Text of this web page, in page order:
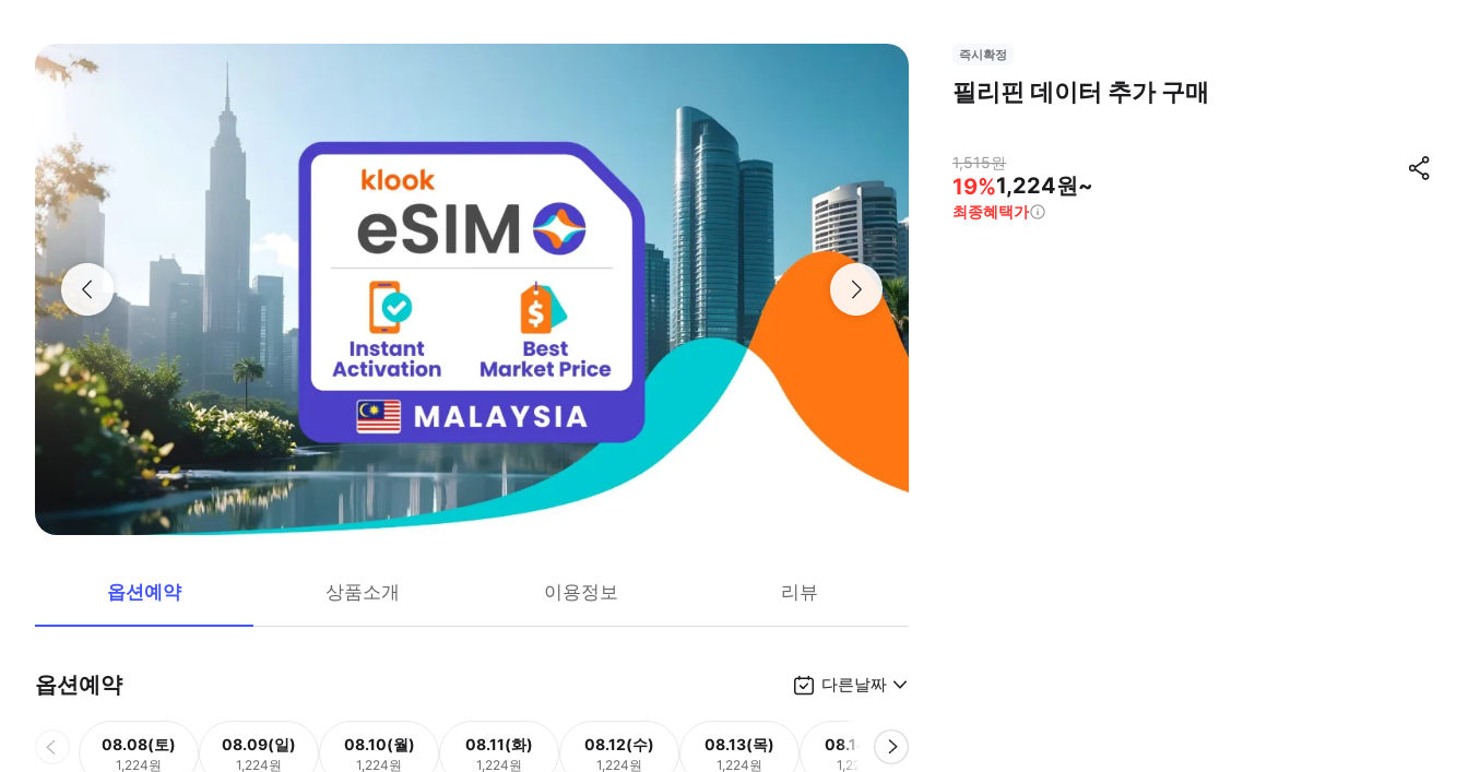
옵션예약 상품소개 이용정보 리뷰
옵션예약 다른날짜
08.08(토)
1,224원
08.09(일)
1,224원
08.10(월)
1,224원
08.11(화)
1,224원
08.12(수)
1,224원
08.13(목)
1,224원
08.14(금)
1,224원
즉시확정
필리핀 데이터 추가 구매
1,515원
19%1,224원~
최종혜택가